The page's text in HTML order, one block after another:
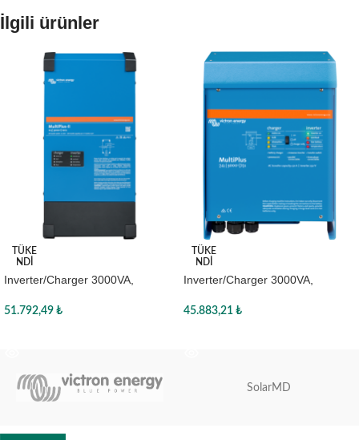
İlgili ürünler
TÜKE
NDI
Inverter/Charger 3000VA,
51.792,49 ₺
TÜKE
NDI
Inverter/Charger 3000VA,
45.883,21 ₺
SolarMD